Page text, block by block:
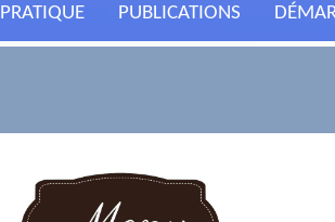
PRATIQUE PUBLICATIONS